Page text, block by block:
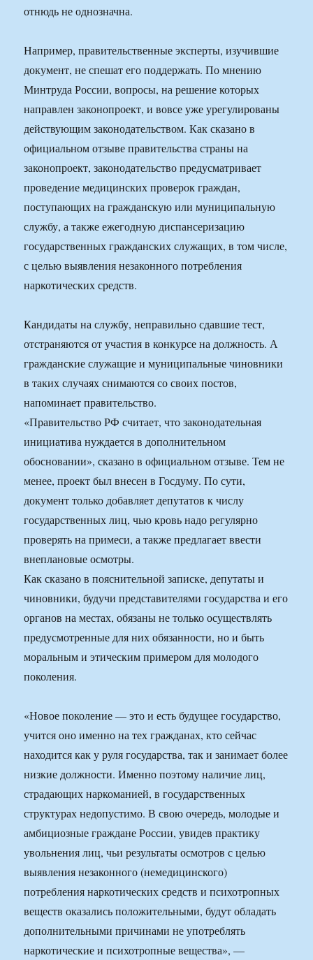
отнюдь не однозначна.
Например, правительственные эксперты, изучившие
документ, не спешат его поддержать. По мнению
Минтруда России, вопросы, на решение которых
направлен законопроект, и вовсе уже урегулированы
действующим законодательством. Как сказано в
официальном отзыве правительства страны на
законопроект, законодательство предусматривает
проведение медицинских проверок граждан,
поступающих на гражданскую или муниципальную
службу, а также ежегодную диспансеризацию
государственных гражданских служащих, в том числе,
с целью выявления незаконного потребления
наркотических средств.
Кандидаты на службу, неправильно сдавшие тест,
отстраняются от участия в конкурсе на должность. А
гражданские служащие и муниципальные чиновники
в таких случаях снимаются со своих постов,
напоминает правительство.
«Правительство РФ считает, что законодательная
инициатива нуждается в дополнительном
обосновании», сказано в официальном отзыве. Тем не
менее, проект был внесен в Госдуму. По сути,
документ только добавляет депутатов к числу
государственных лиц, чью кровь надо регулярно
проверять на примеси, а также предлагает ввести
внеплановые осмотры.
Как сказано в пояснительной записке, депутаты и
чиновники, будучи представителями государства и его
органов на местах, обязаны не только осуществлять
предусмотренные для них обязанности, но и быть
моральным и этическим примером для молодого
поколения.
«Новое поколение — это и есть будущее государство,
учится оно именно на тех гражданах, кто сейчас
находится как у руля государства, так и занимает более
низкие должности. Именно поэтому наличие лиц,
страдающих наркоманией, в государственных
структурах недопустимо. В свою очередь, молодые и
амбициозные граждане России, увидев практику
увольнения лиц, чьи результаты осмотров с целью
выявления незаконного (немедицинского)
потребления наркотических средств и психотропных
веществ оказались положительными, будут обладать
дополнительными причинами не употреблять
наркотические и психотропные вещества», —